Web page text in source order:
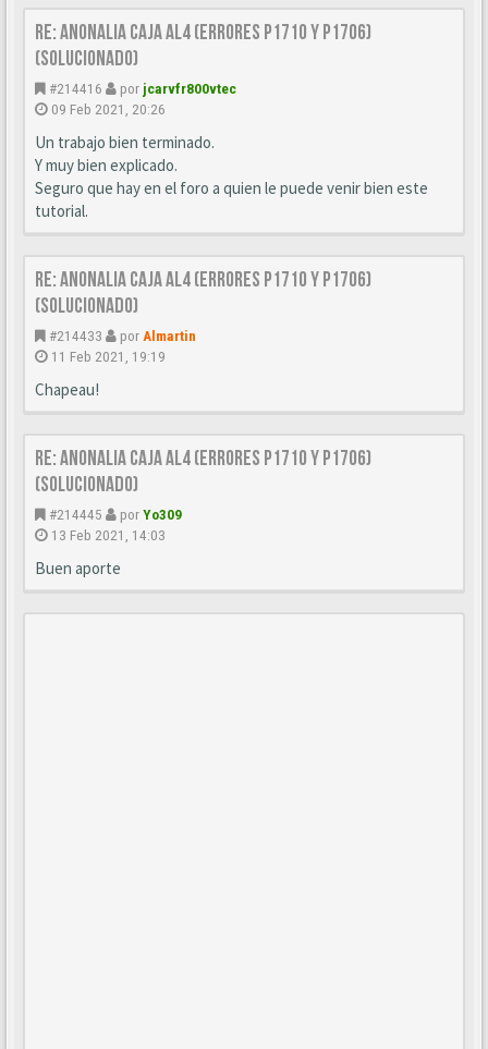
Re: Anonalia Caja AL4 (errores P1710 y P1706)
(Solucionado)
#214416 por jcarvfr800vtec
09 Feb 2021, 20:26
Un trabajo bien terminado.
Y muy bien explicado.
Seguro que hay en el foro a quien le puede venir bien este
tutorial.
Re: Anonalia Caja AL4 (errores P1710 y P1706)
(Solucionado)
#214433 porAlmartin
11 Feb 2021, 19:19
Chapeau!
Re: Anonalia Caja AL4 (errores P1710 y P1706)
(Solucionado)
#214445 porYo309
13 Feb 2021, 14:03
Buen aporte